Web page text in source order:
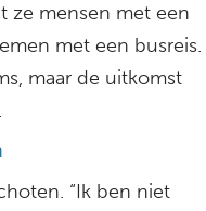
ze mensen met een
met een busreis.
maar de uitkomst
“Ik ben niet